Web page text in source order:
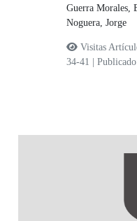
Guerra Morales,
Noguera, Jorge
Visitas
34-41
|